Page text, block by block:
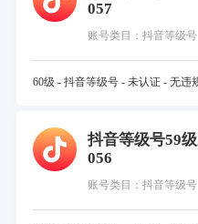
057
账号类目：抖音等级号
60级 - 抖音等级号 - 未认证 - 无违
抖音等级号59
056
账号类目：抖音等级号